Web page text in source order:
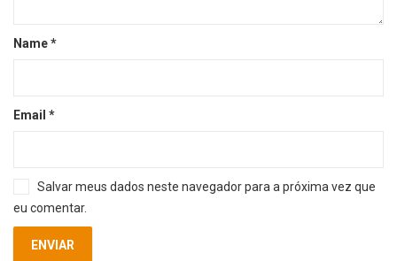
Name*
Email *
Salvar meus dados neste navegador para a próxima vez que
eu comentar.